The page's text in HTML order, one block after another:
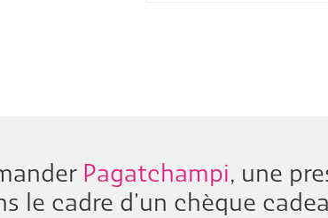
Pagatchampi, une
le cadre d'un chèque